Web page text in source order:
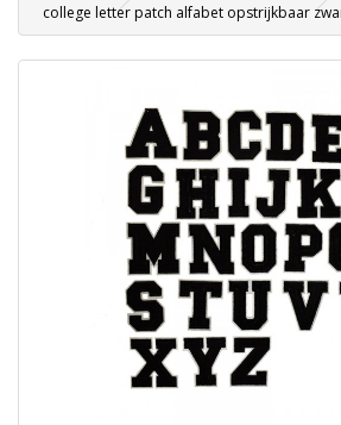
college letter patch alfabet opstrijkbaar